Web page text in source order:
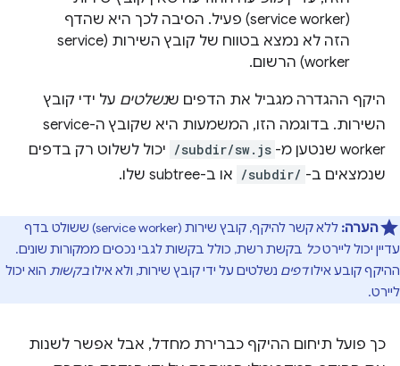
(service worker) פעיל. הסיבה לכך היא שהדף
הזה לא נמצא בטווח של קובץ השירות (service
worker) הרשום.
היקף ההגדרה מגביל את הדפים שנשלטים על ידי קובץ
השירות. בדוגמה הזו, המשמעות היא שקובץ ה-service
worker שנטען מ-
/subdir/sw.js יכול לשלוט רק בדפים
שנמצאים ב- /subdir/ או ב-subtree שלו.
הערה:
ללא קשר להיקף, קובץ שירות (service worker) ששולט בדף
עדיין יכול ליירטכל בקשת רשת, כולל בקשות לגבי נכסים ממקורות שונים.
ההיקף קובע אילודפים נשלטים על ידי קובץ שירות, ולא אילובקשות הוא יכול
ליירט.
כך פועל תיחום ההיקף כברירת מחדל, אבל אפשר לשנות